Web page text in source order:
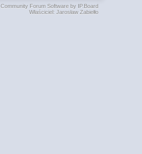
Community Forum Software by IP.Board
Właściciel: Jarosław Zabiełło